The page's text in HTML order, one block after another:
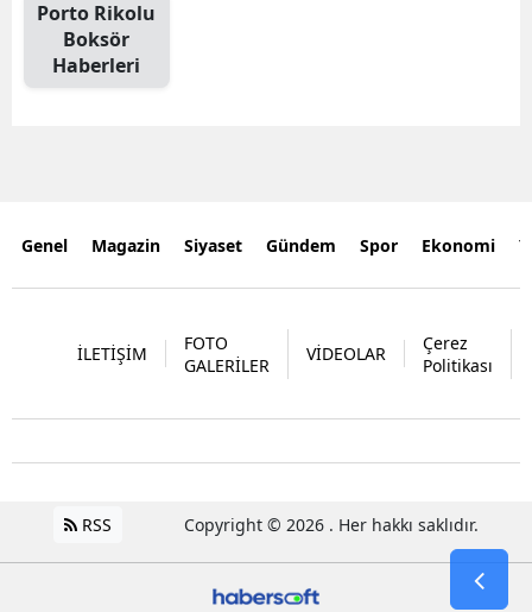
Porto Rikolu
Boksör
Haberleri
Genel Magazin Siyaset Gündem Spor Ekonomi
İLETİŞİM
FOTO
GALERİLER
VİDEOLAR
Çerez
Politikası
RSS Copyright © 2026 . Her hakkı saklıdır.